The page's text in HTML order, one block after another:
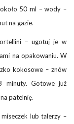
50 ml – wody –
na gazie.
– ugotuj je w
na opakowaniu. W
kokosowe – znów
minuty. Gotowe już
patelnię.
lub talerzy –